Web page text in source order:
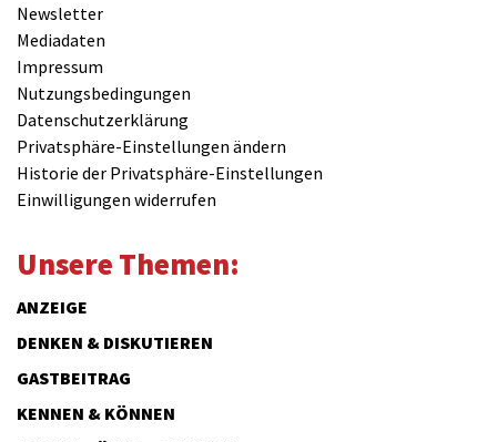
Newsletter
Mediadaten
Impressum
Nutzungsbedingungen
Datenschutzerklärung
Privatsphäre-Einstellungen ändern
Historie der Privatsphäre-Einstellungen
Einwilligungen widerrufen
Unsere Themen:
ANZEIGE
DENKEN & DISKUTIEREN
GASTBEITRAG
KENNEN & KÖNNEN